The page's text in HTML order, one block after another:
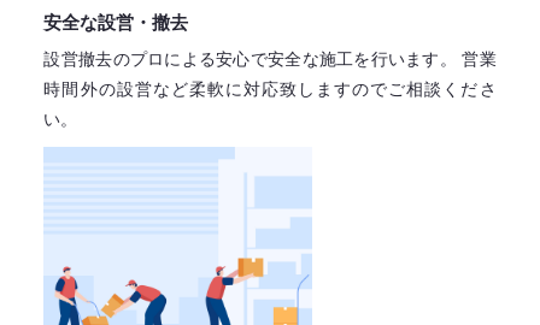
安全な設営・撤去
設営撤去のプロによる安心で安全な施工を行います。
営業
時間外の設営など柔軟に対応致しますのでご相談くださ
い。